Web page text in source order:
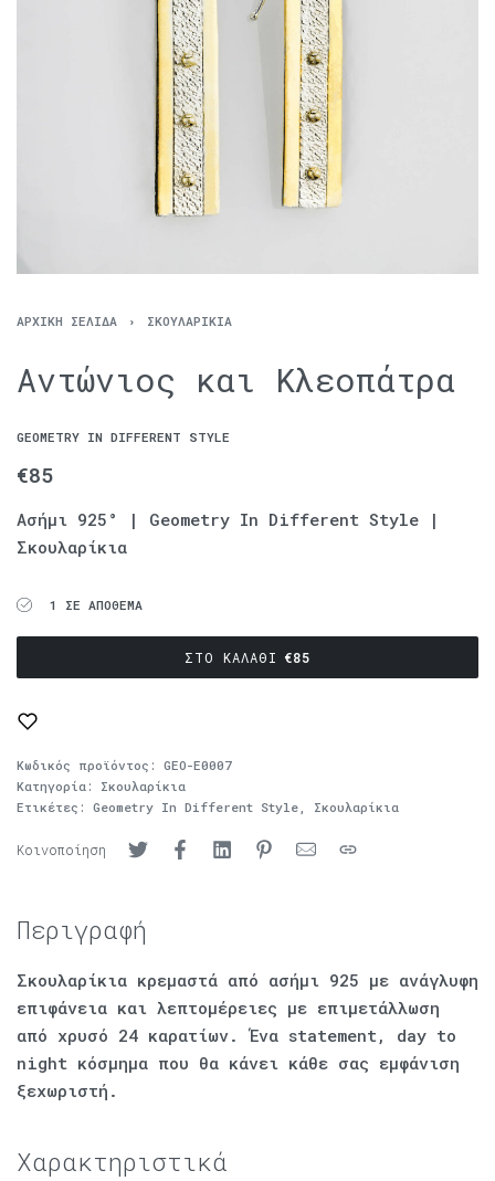
ΑΡΧΙΚΉ ΣΕΛΊΔΑ › ΣΚΟΥΛΑΡΊΚΙΑ
Αντώνιος και Κλεοπάτρα
GEOMETRY IN DIFFERENT STYLE
€85
Ασήμι 925° | Geometry In Different Style |
Σκουλαρίκια
1 ΣΕ ΑΠΌΘΕΜΑ
€85
ΣΤΟ ΚΑΛΆΘΙ
Κωδικός προϊόντος: GEO-E0007
Κατηγορία: Σκουλαρίκια
Ετικέτες: Geometry In Different Style Σκουλαρίκια
Κοινοποίηση
Περιγραφή
Σκουλαρίκια κρεμαστά από ασήμι 925 με ανάγλυφη
επιφάνεια και λεπτομέρειες με επιμετάλλωση
από χρυσό 24 καρατίων. Ένα statement, day to
night κόσμημα που θα κάνει κάθε σας εμφάνιση
ξεχωριστή.
Χαρακτηριστικά